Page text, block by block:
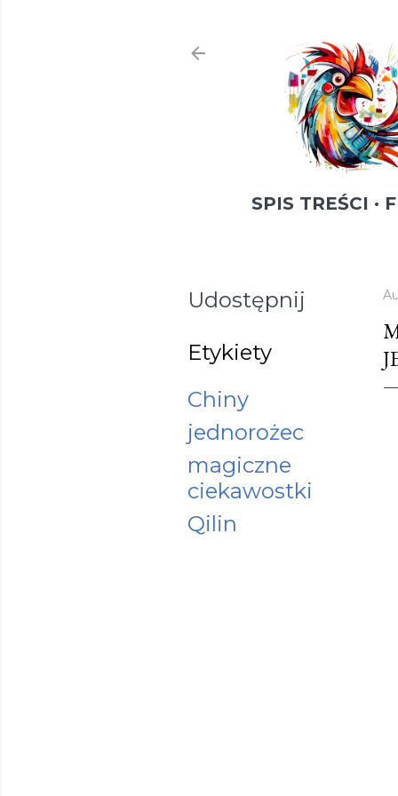
SPIS TREŚCI
Udostępnij
Etykiety
Chiny
jednorożec
magiczne
ciekawostki
Qilin